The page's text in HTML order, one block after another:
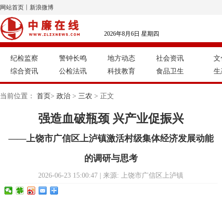
网站首页 新浪微博
2026年8月6日 星期四
纪检监察 警钟长鸣 地方动态
社会资讯
综合资讯
公检法讯 科技教育 食品卫生
文
生
当前位置： 首页> 政治 > 三农 > 正文
强造血破瓶颈 兴产业促振兴
——上饶市广信区上泸镇激活村级集体经济发展动能
的调研与思考
2026-06-23 15:00:47 | 来源: 上饶市广信区上泸镇